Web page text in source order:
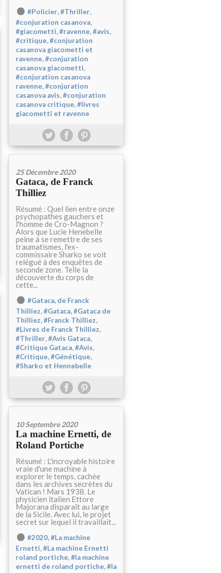
#Policier,#Thriller,
#conjuration casanova,
#giacometti,#ravenne,#avis,
#critique,#conjuration
casanova giacometti et
ravenne,#conjuration
casanova giacometti,
#conjuration casanova
ravenne,#conjuration
casanova avis,#conjuration
casanova critique,#livres
giacometti et ravenne
25 Décembre 2020
Gataca, de Franck
Thilliez
Résumé : Quel lien entre onze
psychopathes gauchers et
l'homme de Cro-Magnon ?
Alors que Lucie Henebelle
peine à se remettre de ses
traumatismes, l'ex-
commissaire Sharko se voit
relégué à des enquêtes de
seconde zone. Telle la
découverte du corps de
cette...
#Gataca, de Franck
Thilliez,#Gataca,#Gataca de
Thilliez,#Franck Thilliez,
#Livres de Franck Thilliez,
#Thriller,#Avis Gataca,
#Critique Gataca,#Avis,
#Critique,#Génétique,
#Sharko et Hennebelle
10 Septembre 2020
La machine Ernetti, de
Roland Portiche
Résumé : L'incroyable histoire
vraie d'une machine à
explorer le temps, cachée
dans les archives secrètes du
Vatican ! Mars 1938. Le
physicien italien Ettore
Majorana disparaît au large
de la Sicile. Avec lui, le projet
secret sur lequel il travaillait...
#2020,#La machine
Ernetti,#La machine Ernetti
roland portiche,#la machine
ernetti de roland portiche,#la